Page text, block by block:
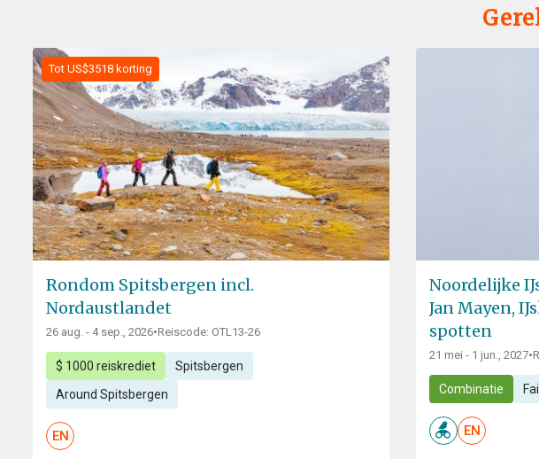
Tot US$3518 korting
Rondom Spitsbergen incl.
Nordaustlandet
26 aug. - 4 sep., 2026•Reiscode: OTL13-26
$ 1000 reiskrediet Spitsbergen
Around Spitsbergen
EN
Noordelijke
Jan Mayen,
spotten
21 mei - 1 jun., 2027•
Combinatie
EN